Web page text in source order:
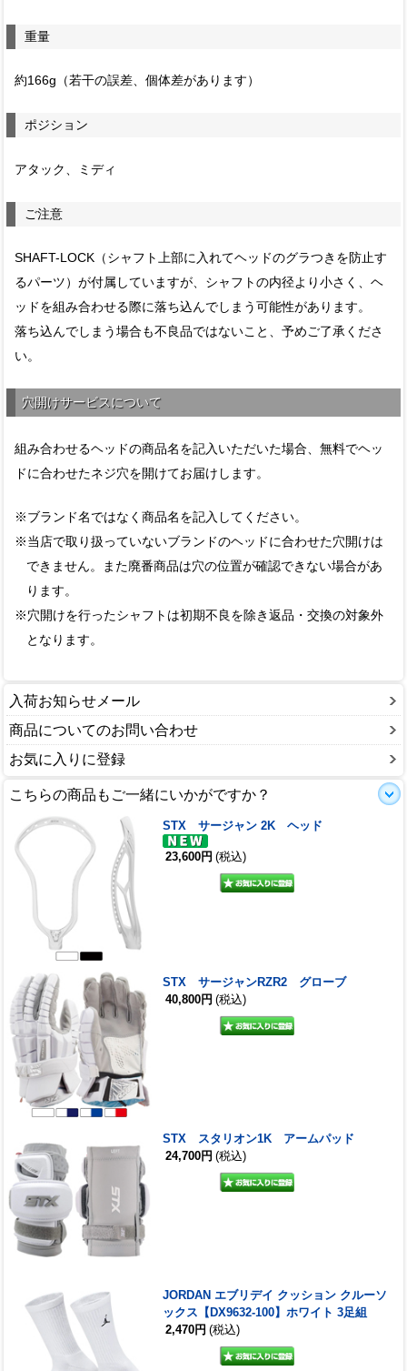
重量
約166g（若干の誤差、個体差があります）
ポジション
アタック、ミディ
ご注意
SHAFT-LOCK（シャフト上部に入れてヘッドのグラつきを防止す
るパーツ）が付属していますが、シャフトの内径より小さく、ヘ
ッドを組み合わせる際に落ち込んでしまう可能性があります。
落ち込んでしまう場合も不良品ではないこと、予めご了承くださ
い。
穴開けサービスについて
組み合わせるヘッドの商品名を記入いただいた場合、無料でヘッ
ドに合わせたネジ穴を開けてお届けします。
※ブランド名ではなく商品名を記入してください。
※当店で取り扱っていないブランドのヘッドに合わせた穴開けは
できません。また廃番商品は穴の位置が確認できない場合があ
ります。
※穴開けを行ったシャフトは初期不良を除き返品・交換の対象外
となります。
入荷お知らせメール
商品についてのお問い合わせ
お気に入りに登録
こちらの商品もご一緒にいかがですか？
STX サージャン 2K ヘッド
23,600円 (税込)
STX サージャンRZR2 グローブ
40,800円 (税込)
STX スタリオン1K アームパッド
24,700円 (税込)
JORDAN エブリデイ クッション クルーソ
ックス【DX9632-100】ホワイト 3足組
2,470円 (税込)